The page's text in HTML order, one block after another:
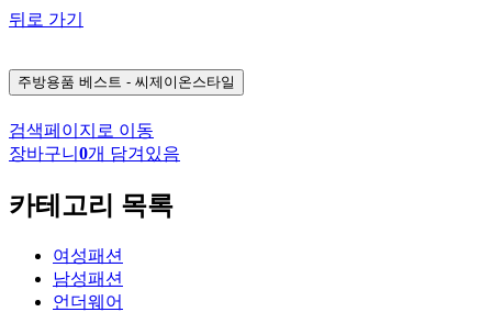
뒤로 가기
주방용품 베스트 - 씨제이온스타일
검색페이지로 이동
장바구니 0개 담겨있음
카테고리 목록
여성패션
남성패션
언더웨어